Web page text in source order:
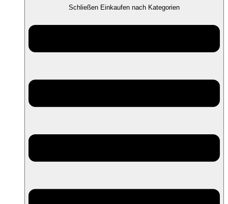
Schließen Einkaufen nach Kategorien